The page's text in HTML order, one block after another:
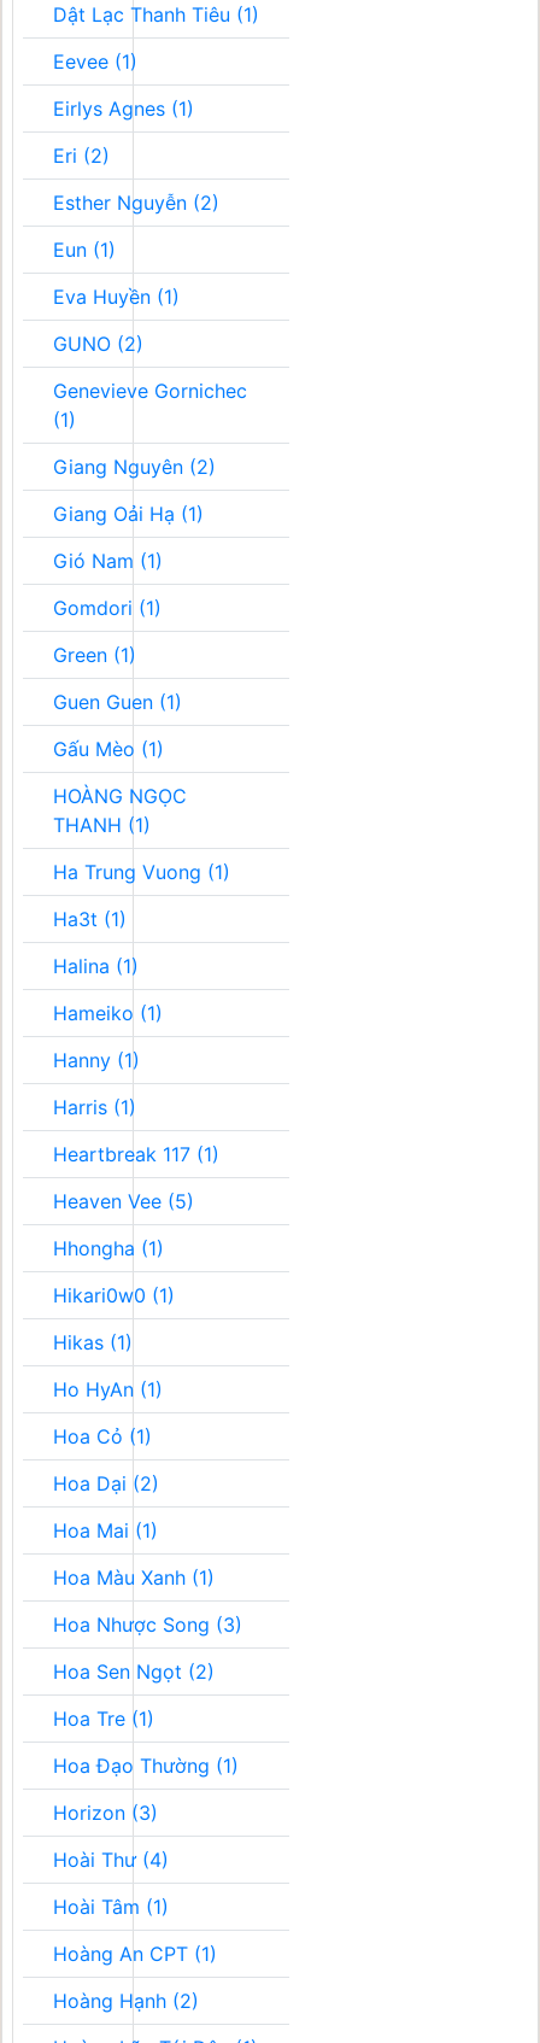
Dật Lạc Thanh Tiêu (1)
Eevee (1)
Eirlys Agnes (1)
Eri (2)
Esther Nguyễn (2)
Eun (1)
Eva Huyền (1)
GUNO (2)
Genevieve Gornichec
(1)
Giang Nguyên (2)
Giang Oải Hạ (1)
Gió Nam (1)
Gomdori (1)
Green (1)
Guen Guen (1)
Gấu Mèo (1)
HOÀNG NGỌC
THANH (1)
Ha Trung Vuong (1)
Ha3t (1)
Halina (1)
Hameiko (1)
Hanny (1)
Harris (1)
Heartbreak 117 (1)
Heaven Vee (5)
Hhongha (1)
Hikari0w0 (1)
Hikas (1)
Ho HyAn (1)
Hoa Cỏ (1)
Hoa Dại (2)
Hoa Mai (1)
Hoa Màu Xanh (1)
Hoa Nhược Song (3)
Hoa Sen Ngọt (2)
Hoa Tre (1)
Hoa Đạo Thường (1)
Horizon (3)
Hoài Thư (4)
Hoài Tâm (1)
Hoàng An CPT (1)
Hoàng Hạnh (2)